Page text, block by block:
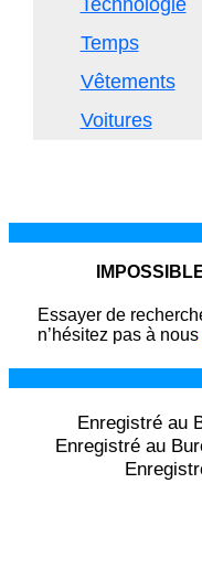
Technologie
Temps
Vêtements
Voitures
Essayer de
n’hésitez pas à nous
Enregistré au
Enregistré au